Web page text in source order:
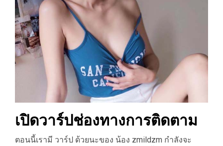
เปิดวาร์ปช่องทางการติดตาม
ตอนนี้เรามี วาร์ป ด้วยนะของ น้อง zmildzm กำลังจะ